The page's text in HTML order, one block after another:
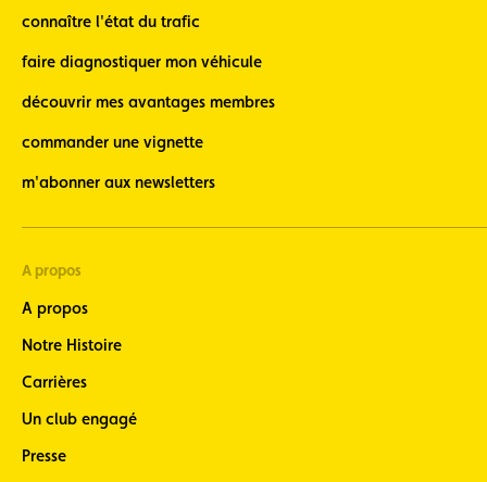
connaître l'état du trafic
faire diagnostiquer mon véhicule
découvrir mes avantages membres
commander une vignette
m'abonner aux newsletters
A propos
A propos
Notre Histoire
Carrières
Un club engagé
Presse